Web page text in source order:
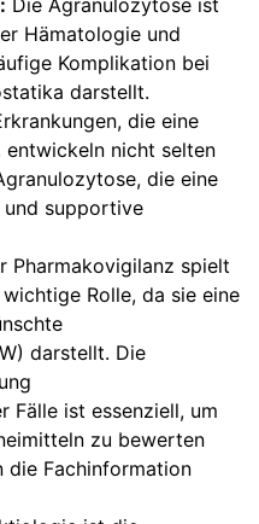
Die Agranulozytose ist
Hämatologie und
Komplikation bei
darstellt.
die eine
entwickeln nicht selten
die eine
und supportive
Pharmakovigilanz spielt
Rolle, da sie eine
darstellt. Die
Fälle ist essenziell, um
zu bewerten
die Fachinformation